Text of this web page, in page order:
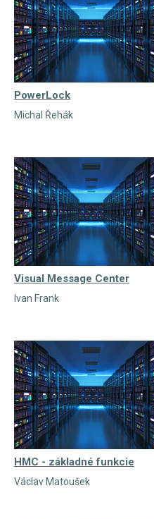
PowerLock
Michal Řehák
Visual Message Center
Ivan Frank
HMC - základné funkcie
Václav Matoušek